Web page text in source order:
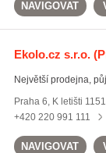
NAVIGOVAT
Ekolo.cz s.r.o.
Největší prodejna,
Praha 6, K letišti 1151
+420 220 991 111
NAVIGOVAT